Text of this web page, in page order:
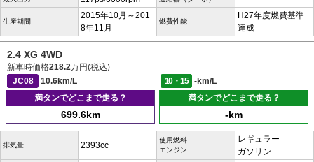
生産期間
2015年10月～201
8年11月
燃費性能
H27年度燃費基準
達成
2.4 XG 4WD
新車時価格218.2万円(税込)
JC08
10.6km/L 10・15
-km/L
満タンでどこまで走る？
699.6km
満タンでどこまで走る？
-km
排気量 2393cc
使用燃料
エンジン
レギュラー
ガソリン